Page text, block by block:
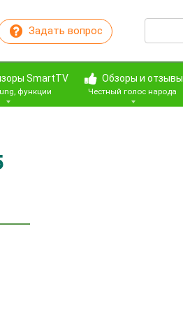
Задать вопрос Поиск:
SmartTV
функции
Обзоры и отзывы
Честный голос народа